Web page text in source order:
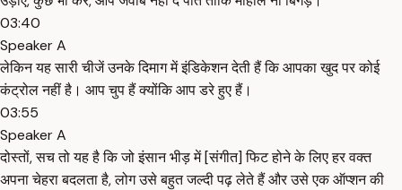
03:40
Speaker A
लेकिन यह सारी चीजें उनके दिमाग में इंडिकेशन देती हैं कि आपका खुद पर कोई
कंट्रोल नहीं है। आप चुप हैं क्योंकि आप डरे हुए हैं।
03:55
Speaker A
दोस्तों, सच तो यह है कि जो इंसान भीड़ में [संगीत] फिट होने के लिए हर वक्त
अपना चेहरा बदलता है, लोग उसे बहुत जल्दी पढ़ लेते हैं और उसे एक ऑप्शन की